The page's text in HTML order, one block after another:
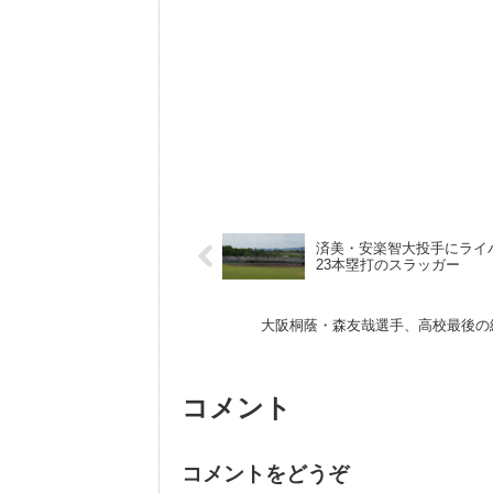
済美・安楽智大投手にラ
23本塁打のスラッガー
大阪桐蔭・森友哉選手、高校最後
コメント
コメントをどうぞ